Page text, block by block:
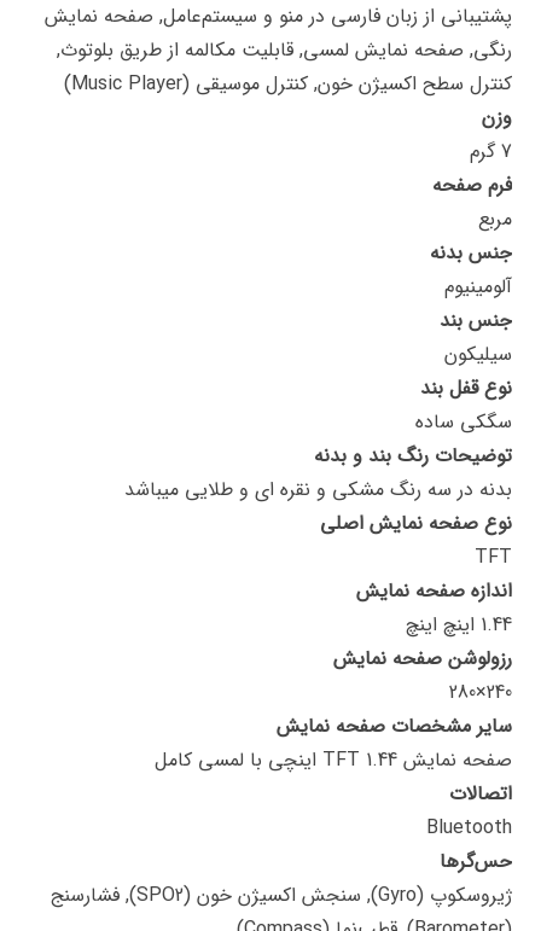
پشتیبانی از زبان فارسی در منو و سیستم‌عامل, صفحه نمایش
رنگی, صفحه نمایش لمسی, قابلیت مکالمه از طریق بلوتوث,
کنترل سطح اکسیژن خون, کنترل موسیقی (Music Player)
وزن
7 گرم
فرم صفحه
مربع
جنس بدنه
آلومینیوم
جنس بند
سیلیکون
نوع قفل بند
سگکی ساده
توضیحات رنگ بند و بدنه
بدنه در سه رنگ مشکی و نقره ای و طلایی میباشد
نوع صفحه نمایش اصلی
TFT
اندازه صفحه نمایش
1.44 اینچ اینچ
رزولوشن صفحه نمایش
240×280
سایر مشخصات صفحه نمایش
صفحه نمایش TFT 1.44 اینچی با لمسی کامل
اتصالات
Bluetooth
حس‌گرها
ژیروسکوپ (Gyro), سنجش اکسیژن خون (SPO2), فشارسنج